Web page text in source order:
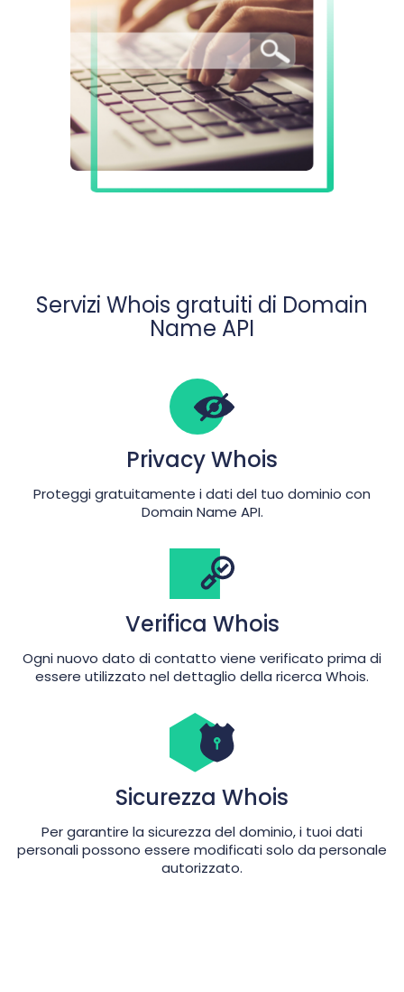
Servizi Whois gratuiti di Domain
Name API
Privacy Whois
Proteggi gratuitamente i dati del tuo dominio con
Domain Name API.
Verifica Whois
Ogni nuovo dato di contatto viene verificato prima di
essere utilizzato nel dettaglio della ricerca Whois.
Sicurezza Whois
Per garantire la sicurezza del dominio, i tuoi dati
personali possono essere modificati solo da personale
autorizzato.